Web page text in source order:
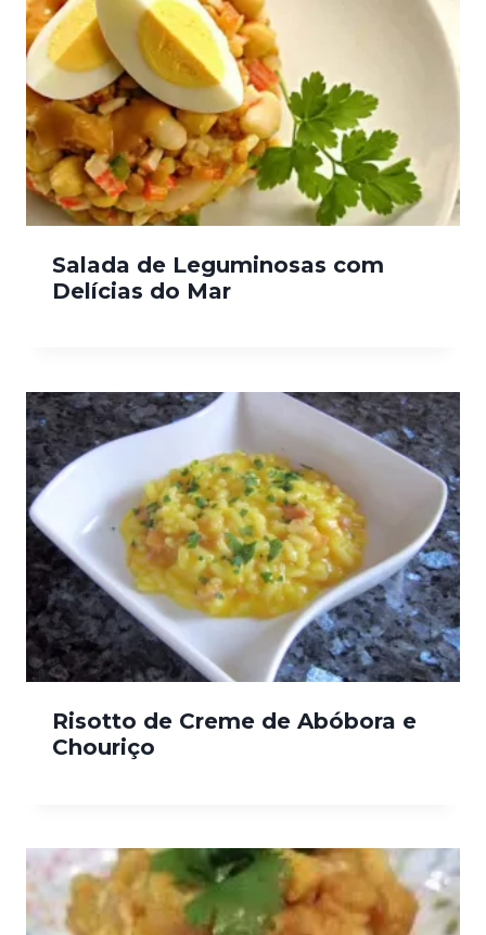
Salada de Leguminosas com
Delícias do Mar
Risotto de Creme de Abóbora e
Chouriço